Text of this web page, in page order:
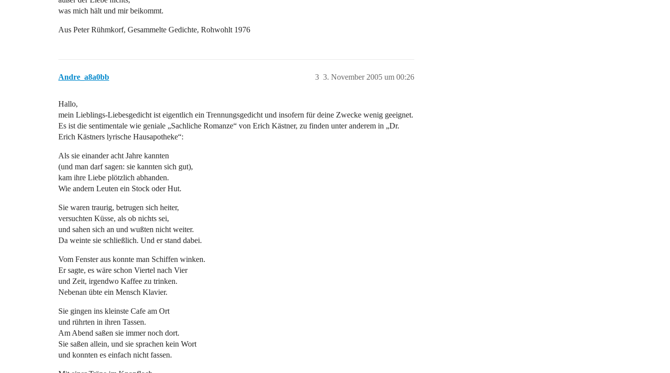
was mich hält und mir beikommt.
Aus Peter Rühmkorf, Gesammelte Gedichte, Rohwohlt 1976
Andre_a8a0bb 3. November 2005 um 00:26
3
Hallo,
mein Lieblings-Liebesgedicht ist eigentlich ein Trennungsgedicht und insofern für deine Zwecke wenig geeignet.
Es ist die sentimentale wie geniale „Sachliche Romanze“ von Erich Kästner, zu finden unter anderem in „Dr.
Erich Kästners lyrische Hausapotheke“:
Als sie einander acht Jahre kannten
(und man darf sagen: sie kannten sich gut),
kam ihre Liebe plötzlich abhanden.
Wie andern Leuten ein Stock oder Hut.
Sie waren traurig, betrugen sich heiter,
versuchten Küsse, als ob nichts sei,
und sahen sich an und wußten nicht weiter.
Da weinte sie schließlich. Und er stand dabei.
Vom Fenster aus konnte man Schiffen winken.
Er sagte, es wäre schon Viertel nach Vier
und Zeit, irgendwo Kaffee zu trinken.
Nebenan übte ein Mensch Klavier.
Sie gingen ins kleinste Cafe am Ort
und rührten in ihren Tassen.
Am Abend saßen sie immer noch dort.
Sie saßen allein, und sie sprachen kein Wort
und konnten es einfach nicht fassen.